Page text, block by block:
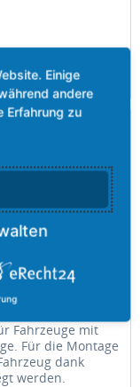
mm
Fahrzeuge mit
Für die Montage
dank
werden.